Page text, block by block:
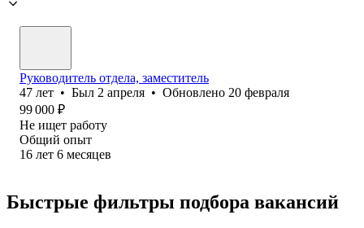
Руководитель отдела, заместитель
47 лет • Был 2 апреля • Обновлено 20 февраля
99 000 ₽
Не ищет работу
Общий опыт
16 лет 6 месяцев
Быстрые фильтры подбора вакансий